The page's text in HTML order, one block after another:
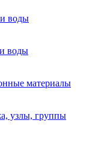
воды
воды
материалы
узлы, группы